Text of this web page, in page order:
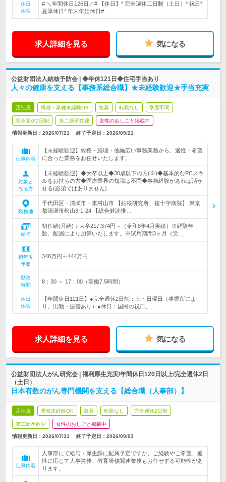
休日
休暇
# ＼年間休日126日／# 【休日】* 完全週休二日制（土日）* 祝日*
夏季休日* 年末年始休日#…
求人詳細を見る 気になる
公益財団法人結核予防会 | ◆年休121日◆住宅手当あり
人々の健康を支える【事務系総合職】★未経験歓迎★手当充実
正社員 職種・業種未経験OK 急募 転勤なし 学歴不問
完全週休2日制 第二新卒歓迎 女性のおしごと掲載中
情報更新日：2026/07/21 終了予定日： 2026/09/21
仕事内容
【未経験歓迎】総務・経理・他幅広い事務業務から、適性・希望
に合った業務をお任せいたします。
対象と
なる方
【未経験歓迎】◆大卒以上◆30歳以下の方(※)◆基本的なPCスキ
ルをお持ちの方◆医療業界の知識は不問◆事務経験があれば活か
せる(必須ではありません)
勤務地
千代田区・清瀬市・東村山市 【結核研究所、複十字病院】 東京
都清瀬市松山3-1-24 【総合健診推…
給与
初任給(月給)：大卒217,374円～（令和8年4月実績）※経験年
数、配属により加算いたします。※試用期間3ヶ月（労…
初年度
年収
348万円～444万円
勤務
時間
8：30 ～ 17：00（実働7.5時間）
休日
休暇
【年間休日121日】●完全週休2日制：土・日曜日（事業所によ
り、出勤・振替あり）●休日：国民の祝日、…
求人詳細を見る 気になる
公益財団法人がん研究会 | 福利厚生充実/年間休日120日以上/完全週休2日
（土日）
日本有数のがん専門機関を支える【総合職（人事部）】
正社員 業種未経験OK 急募 転勤なし 完全週休2日制
第二新卒歓迎 女性のおしごと掲載中
情報更新日：2026/07/31 終了予定日： 2026/09/03
仕事内容
人事部にて給与・厚生課に配属予定ですが、ご経験やご希望、適
性に応じて人事労務、教育研修関連業務もお任せする可能性があ
ります。